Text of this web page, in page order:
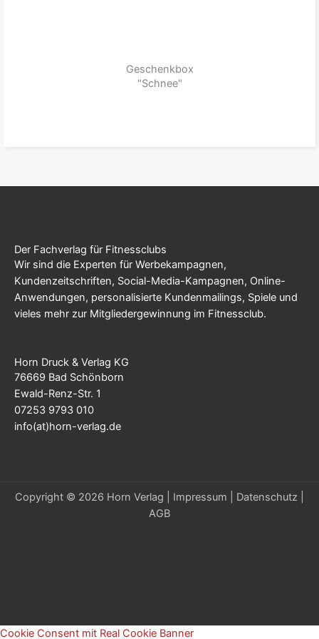
Geschenkbox
"Schnee"
Der Fachverlag für Fitnessclubs
Wir sind die Experten für Werbekampagnen,
Kundenzeitschriften, Social-Media-Kampagnen, Online-
Anwendungen, personalisierte Kundenmailings, Spiele und
vieles mehr zur Mitgliedergewinnung im Fitnessclub.
Horn Druck & Verlag KG
76669 Bad Schönborn
Ewald-Renz-Str. 1
07253 9793 010
info(at)horn-verlag.de
Copyright © 2026 Horn Verlag | Impressum Datenschutz
AGB
Cookie Consent mit Real Cookie Banner